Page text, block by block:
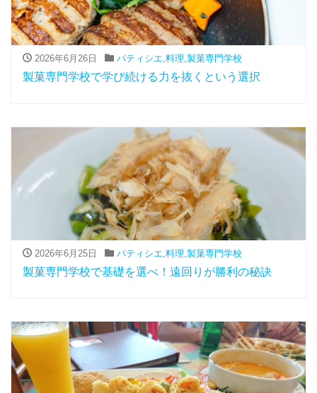
2026年6月26日 パティシエ,料理,製菓専門学校
製菓専門学校で学び続ける力を抜くという選択
2026年6月25日 パティシエ 料理 製菓専門学校
製菓専門学校で基礎を選べ！遠回りが勝利の秘訣